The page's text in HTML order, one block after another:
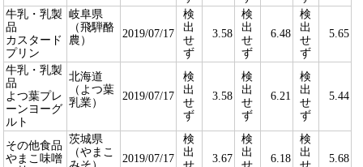
牛乳・乳製
品
カスタード
プリン
岐阜県
（飛騨酪
農）
2019/07/17
検
出
せ
ず
3.58
検
出
せ
ず
6.48
検
出
せ
ず
5.65
牛乳・乳製
品
よつ葉プレ
ーンヨーグ
ルト
北海道
（よつ葉
乳業）
2019/07/17
検
出
せ
ず
3.58
検
出
せ
ず
6.21
検
出
せ
ず
5.44
その他食品
やまこ味噌
茨城県
（やまこ
2019/07/17
検
出
3.67
検
出
6.18
検
出
5.68